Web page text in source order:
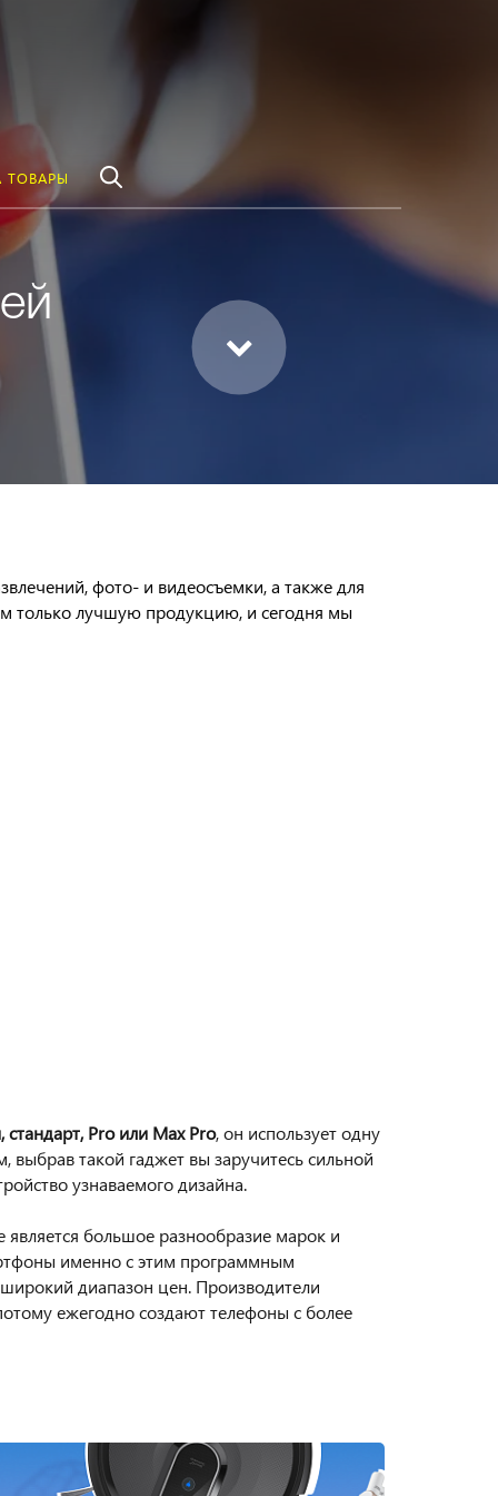
фото- и видеосъемки, а также для
только лучшую продукцию, и сегодня мы
стандарт, Pro или Max Pro, он использует одну
выбрав такой гаджет вы заручитесь сильной
узнаваемого дизайна.
большое разнообразие марок и
именно с этим программным
диапазон цен. Производители
ежегодно создают телефоны с более